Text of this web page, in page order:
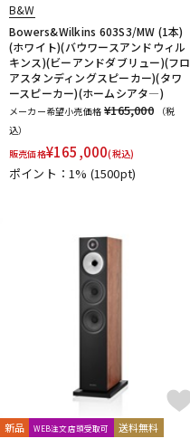
B&W
Bowers&Wilkins 603S3/MW (1本)
(ホワイト)(バウワースアンドウィル
キンス)(ビーアンドダブリュー)(フロ
アスタンディングスピーカー)(タワ
ースピーカー)(ホームシアタ―)
メーカー希望小売価格 ¥165,000
（税
込）
販売価格¥165,000(税込)
ポイント：1% (1500pt)
新品 WEB注文店頭受取可 送料無料